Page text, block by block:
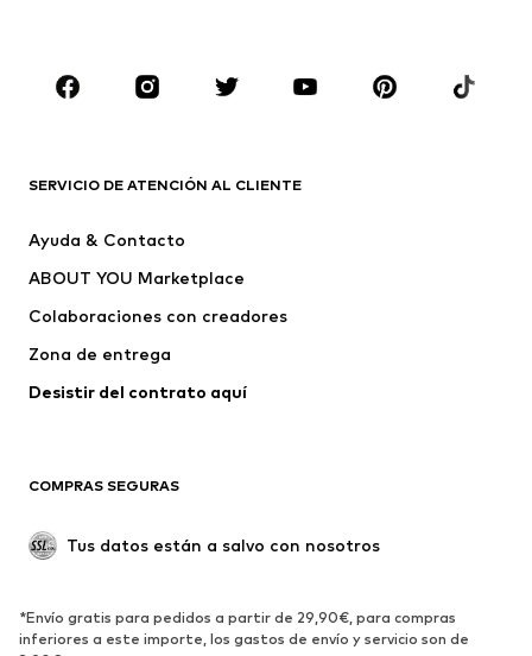
Zapatos
Deporte
Vestidos
Camisetas y tops
Chaquetas
Jerséis y punto
Ropa interior
Abrigos
Tallas grandes
Reciclado
ZAPATOS
SERVICIO DE ATENCIÓN AL CLIENTE
Ayuda & Contacto
ABOUT YOU Marketplace
Colaboraciones con creadores
Zona de entrega
Desistir del contrato aquí
COMPRAS SEGURAS
Tus datos están a salvo con nosotros
*Envío gratis para pedidos a partir de 29,90€, para compras
inferiores a este importe, los gastos de envío y servicio son de